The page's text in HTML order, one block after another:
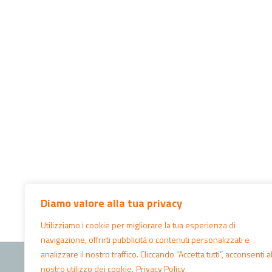
Diamo valore alla tua privacy
Utilizziamo i cookie per migliorare la tua esperienza di
navigazione, offrirti pubblicità o contenuti personalizzati e
analizzare il nostro traffico. Cliccando “Accetta tutti”, acconsenti al
nostro utilizzo dei cookie. Privacy Policy
©2026 - WELFARE WEEK